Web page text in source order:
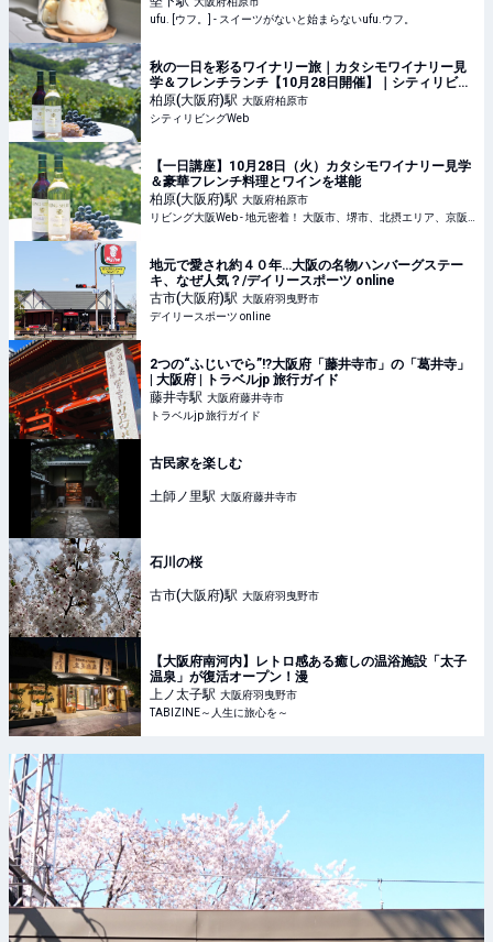
ufu. [ウフ。] - スイーツがないと始まらないufu.ウフ。
秋の一日を彩るワイナリー旅｜カタシモワイナリー見
学＆フレンチランチ【10月28日開催】｜シティリビン
グWeb
柏原(大阪府)駅 大阪府柏原市
シティリビングWeb
【一日講座】10月28日（火）カタシモワイナリー見学
＆豪華フレンチ料理とワインを堪能
柏原(大阪府)駅 大阪府柏原市
地元で愛され約４０年…大阪の名物ハンバーグステー
キ、なぜ人気？/デイリースポーツ online
古市(大阪府)駅 大阪府羽曳野市
デイリースポーツ online
2つの“ふじいでら”!?大阪府「藤井寺市」の「葛井寺」
| 大阪府 | トラベルjp 旅行ガイド
藤井寺駅 大阪府藤井寺市
トラベルjp 旅行ガイド
古民家を楽しむ
土師ノ里駅 大阪府藤井寺市
石川の桜
古市(大阪府)駅 大阪府羽曳野市
【大阪府南河内】レトロ感ある癒しの温浴施設「太子
温泉」が復活オープン！漫
上ノ太子駅 大阪府羽曳野市
TABIZINE～人生に旅心を～